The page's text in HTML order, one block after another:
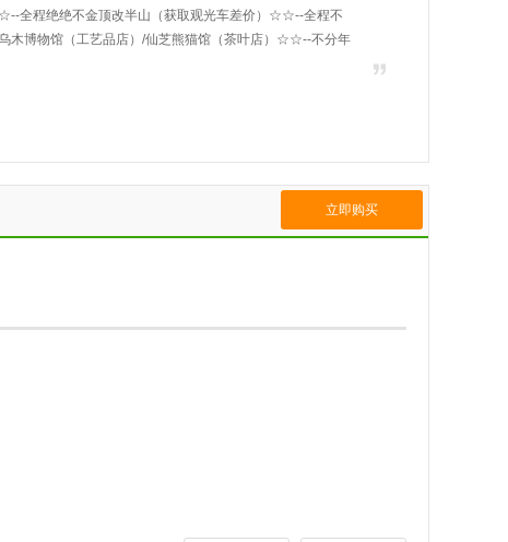
全程绝绝不金顶改半山（获取观光车差价）☆☆--全程不
木博物馆（工艺品店）/仙芝熊猫馆（茶叶店）☆☆--不分年
立即购买